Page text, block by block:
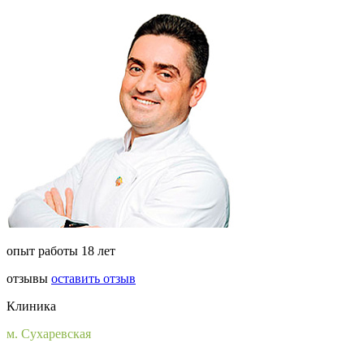
опыт работы 18 лет
отзывы оставить отзыв
Клиника
м. Сухаревская